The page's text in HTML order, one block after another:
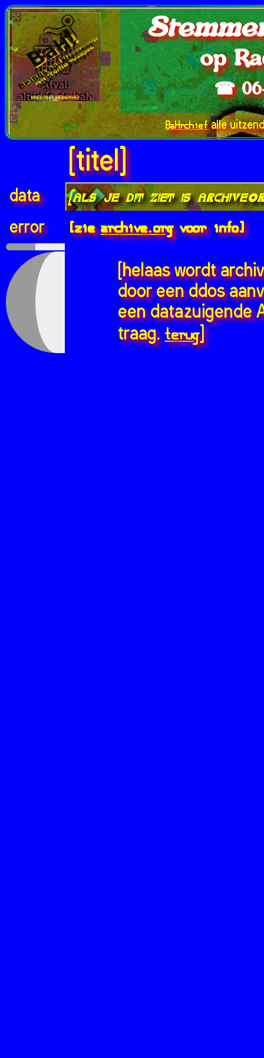
op
☎
BaHrchiefalle
data
error
[titel]
[als je dit ziet is
[ziearchive.orgvoor info]
[helaas wordt
door een ddos
een datazuigende
traag.terug]